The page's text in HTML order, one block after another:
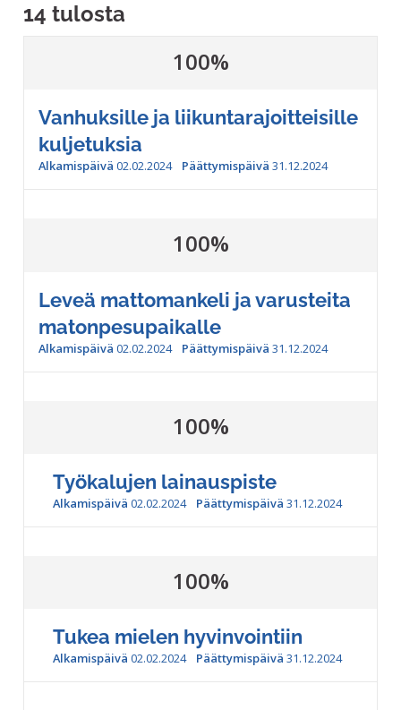
14 tulosta
Vanhuksille ja liikuntarajoitteisille
kuljetuksia
Alkamispäivä 02.02.2024 Päättymispäivä 31.12.2024
100%
Leveä mattomankeli ja varusteita
matonpesupaikalle
Alkamispäivä 02.02.2024 Päättymispäivä 31.12.2024
100%
Työkalujen lainauspiste
Alkamispäivä 02.02.2024 Päättymispäivä 31.12.2024
100%
Tukea mielen hyvinvointiin
Alkamispäivä 02.02.2024 Päättymispäivä 31.12.2024
100%